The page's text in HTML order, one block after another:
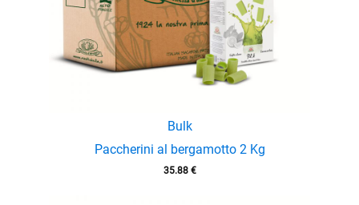
Bulk
Paccherini al bergamotto 2 Kg
35.88 €